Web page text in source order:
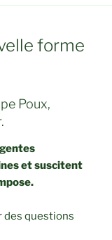
forme
Poux,
et suscitent
des questions